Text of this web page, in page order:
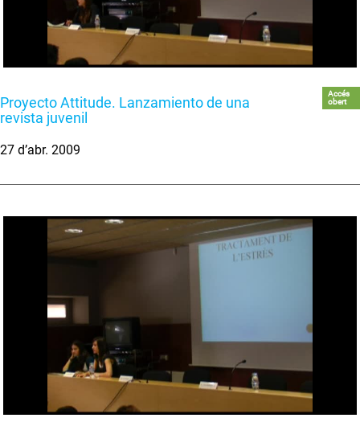
Proyecto Attitude. Lanzamiento de una
revista juvenil
Accés
obert
27 d’abr. 2009